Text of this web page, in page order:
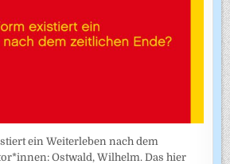
ein Weiterleben nach dem
Ostwald, Wilhelm. Das hier